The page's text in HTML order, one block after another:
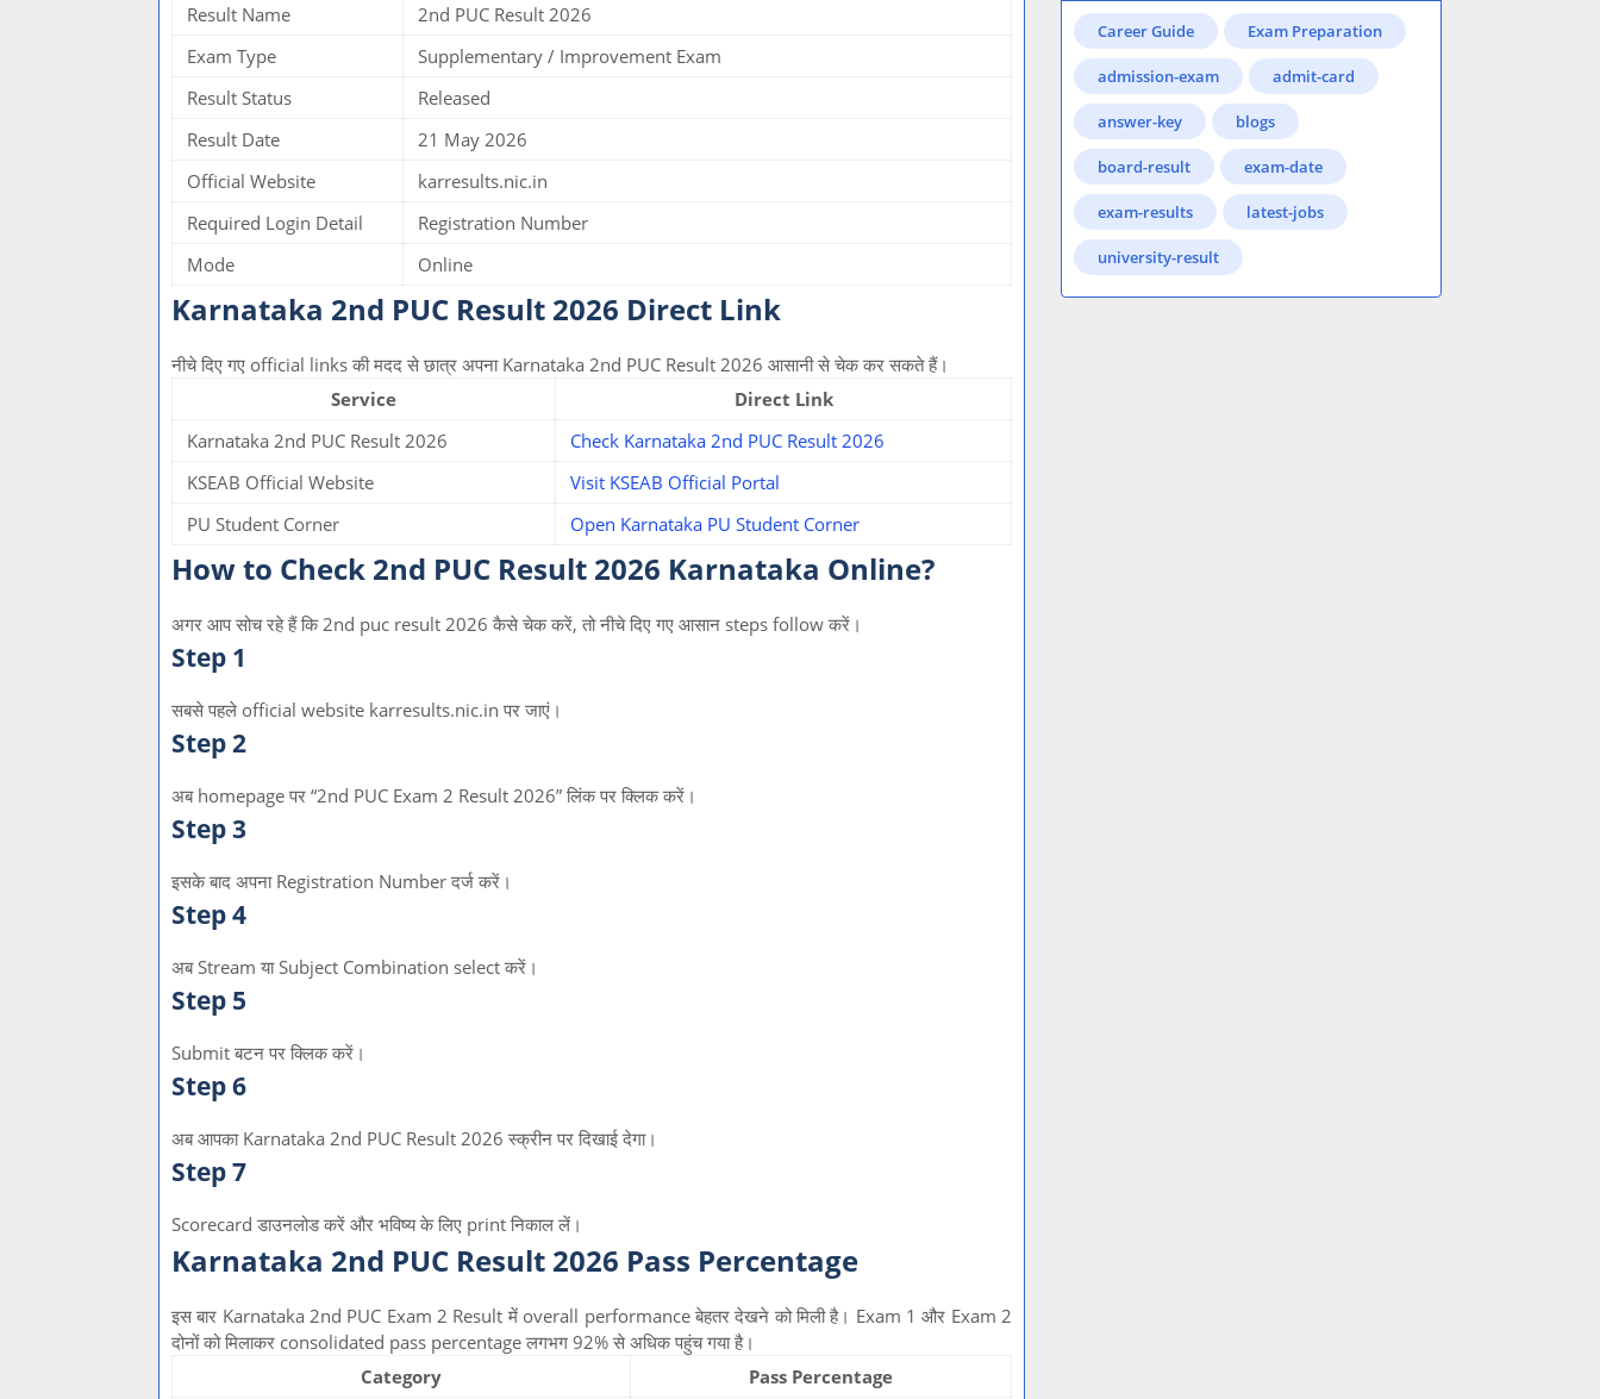
Result Name
2nd PUC Result 2026
Exam Type
Supplementary / Improvement Exam
Result Status
Released
Result Date
21 May 2026
Official Website
karresults.nic.in
Required Login Detail
Registration Number
Mode
Online
Karnataka 2nd PUC Result 2026 Direct Link
नीचे दिए गए official links की मदद से छात्र अपना Karnataka 2nd PUC Result 2026 आसानी से चेक कर सकते हैं।
Service
Direct Link
Karnataka 2nd PUC Result 2026
Check Karnataka 2nd PUC Result 2026
KSEAB Official Website
Visit KSEAB Official Portal
PU Student Corner
Open Karnataka PU Student Corner
How to Check 2nd PUC Result 2026 Karnataka Online?
अगर आप सोच रहे हैं कि 2nd puc result 2026 कैसे चेक करें, तो नीचे दिए गए आसान steps follow करें।
Step 1
सबसे पहले official website karresults.nic.in पर जाएं।
Step 2
अब homepage पर “2nd PUC Exam 2 Result 2026” लिंक पर क्लिक करें।
Step 3
इसके बाद अपना Registration Number दर्ज करें।
Step 4
अब Stream या Subject Combination select करें।
Step 5
Submit बटन पर क्लिक करें।
Step 6
अब आपका Karnataka 2nd PUC Result 2026 स्क्रीन पर दिखाई देगा।
Step 7
Scorecard डाउनलोड करें और भविष्य के लिए print निकाल लें।
Karnataka 2nd PUC Result 2026 Pass Percentage
इस बार Karnataka 2nd PUC Exam 2 Result में overall performance बेहतर देखने को मिली है। Exam 1 और Exam 2
दोनों को मिलाकर consolidated pass percentage लगभग 92% से अधिक पहुंच गया है।
Category
Pass Percentage
Career Guide Exam Preparation
admission-exam admit-card
answer-key blogs
board-result exam-date
exam-results latest-jobs
university-result